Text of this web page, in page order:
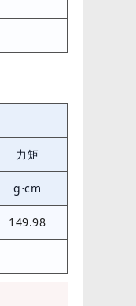
力矩
g⋅cm
149.98